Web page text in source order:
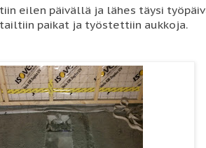
eilen päivällä ja lähes täysi
paikat ja työstettiin aukkoja.